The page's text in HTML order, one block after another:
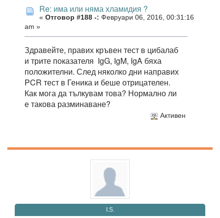
Re: има или няма хламидия ?
« Отговор #188 -: Февруари 06, 2016, 00:31:16
am »
Здравейте, правих кръвен тест в цибалаб
и трите показателя IgG, IgM, IgA бяха
положителни. След няколко дни направих
PCR тест в Геника и беше отрицателен.
Как мога да тълкувам това? Нормално ли
е такова разминаване?
Активен
I.S.